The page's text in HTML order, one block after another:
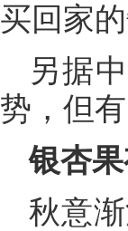
买回家
另据
势，但
银杏
秋意